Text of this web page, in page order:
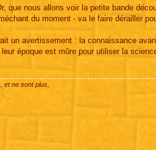
que nous allons voir la petite bande
du moment - va le faire dérailler
un avertissement : la connaissance
époque est mûre pour utiliser la
et ne sont plus,